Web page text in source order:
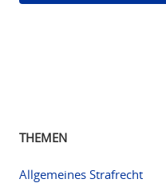
THEMEN
Allgemeines Strafrecht